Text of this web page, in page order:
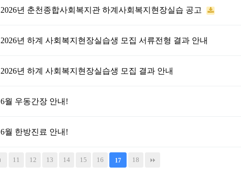
2026년 춘천종합사회복지관 하계사회복지현장실습 공고
2026년 하계 사회복지현장실습생 모집 서류전형 결과 안내
2026년 하계 사회복지현장실습생 모집 결과 안내
6월 우동간장 안내!
6월 한방진료 안내!
11 12 13 14 15 16 17 18